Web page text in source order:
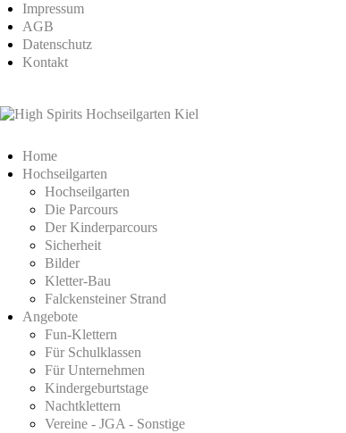
Impressum
AGB
Datenschutz
Kontakt
Home
Hochseilgarten
Hochseilgarten
Die Parcours
Der Kinderparcours
Sicherheit
Bilder
Kletter-Bau
Falckensteiner Strand
Angebote
Fun-Klettern
Für Schulklassen
Für Unternehmen
Kindergeburtstage
Nachtklettern
Vereine - JGA - Sonstige